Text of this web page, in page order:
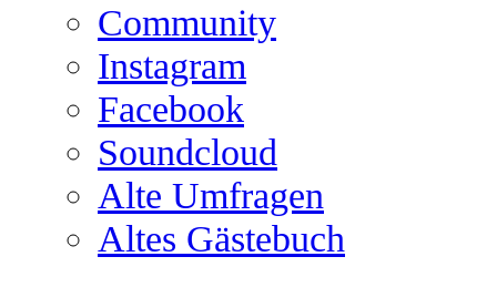
Community
Instagram
Facebook
Soundcloud
Alte Umfragen
Altes Gästebuch